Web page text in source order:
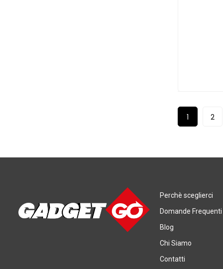
1 2
Perchè sceglierci
Domande Frequenti
Blog
Chi Siamo
Contatti